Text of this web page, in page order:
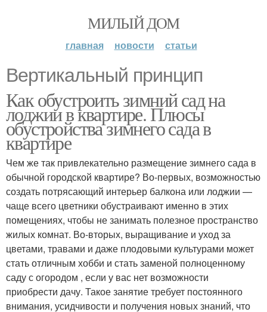
МИЛЫЙ ДОМ
главная новости статьи
Вертикальный принцип
Как обустроить зимний сад на
лоджии в квартире. Плюсы
обустройства зимнего сада в
квартире
Чем же так привлекательно размещение зимнего сада в
обычной городской квартире? Во-первых, возможностью
создать потрясающий интерьер балкона или лоджии —
чаще всего цветники обустраивают именно в этих
помещениях, чтобы не занимать полезное пространство
жилых комнат. Во-вторых, выращивание и уход за
цветами, травами и даже плодовыми культурами может
стать отличным хобби и стать заменой полноценному
саду с огородом , если у вас нет возможности
приобрести дачу. Такое занятие требует постоянного
внимания, усидчивости и получения новых знаний, что